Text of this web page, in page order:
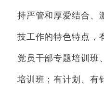
持严管和厚爱结合、
技工作的特色特点，
党员干部专题培训班
培训班；有计划、有